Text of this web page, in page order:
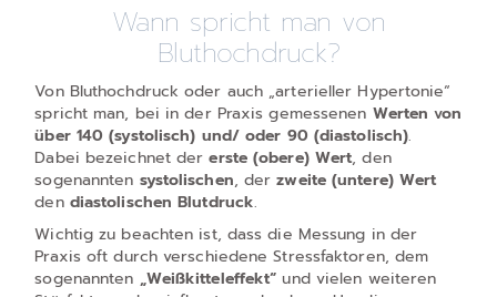
Wann spricht man von
Bluthochdruck?
Von Bluthochdruck oder auch „arterieller Hypertonie“
spricht man, bei in der Praxis gemessenen Werten von
über 140 (systolisch) und/ oder 90 (diastolisch).
Dabei bezeichnet dererste (obere) Wert, den
sogenannten systolischen, derzweite (untere) Wert
den diastolischen Blutdruck.
Wichtig zu beachten ist, dass die Messung in der
Praxis oft durch verschiedene Stressfaktoren, dem
sogenannten „Weißkitteleffekt“ und vielen weiteren